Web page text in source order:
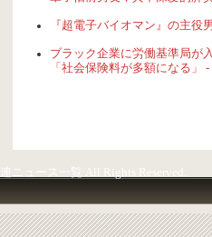
『超電子バイオマン』の主役
ブラック企業に労働基準局が
「社会保険料が多額になる」
ニュース一覧 All Rights Reserved.